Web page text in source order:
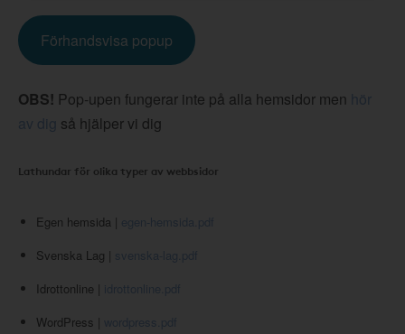
Förhandsvisa popup
OBS! Pop-upen fungerar inte på alla hemsidor men
hör
av dig så hjälper vi dig
Lathundar för olika typer av webbsidor
Egen hemsida |
egen-hemsida.pdf
Svenska Lag |
svenska-lag.pdf
Idrottonline | idrottonline.pdf
WordPress | wordpress.pdf